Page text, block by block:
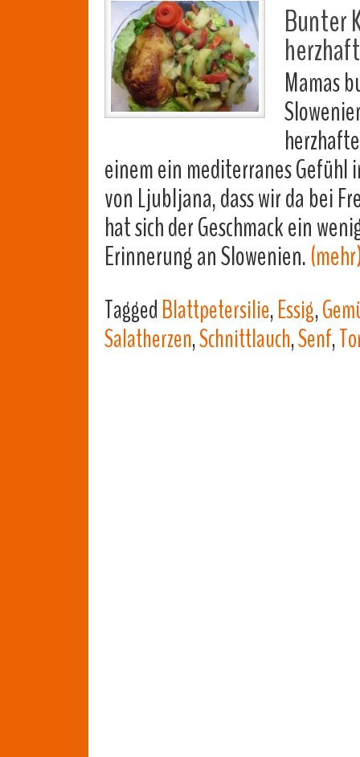
Bunter
Mamas
einem ein mediterranes Gefühl
von Ljubljana, dass wir da bei
hat sich der Geschmack ein
Erinnerung an Slowenien.
TaggedBlattpetersilie,Essig,
Salatherzen,Schnittlauch,Senf,